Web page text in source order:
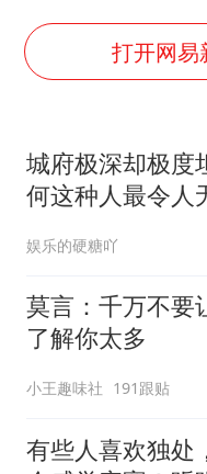
打开网易
城府极深却极度
何这种人最令人
娱乐的硬糖吖
莫言：千万不要
了解你太多
小王趣味社 191跟贴
有些人喜欢独处